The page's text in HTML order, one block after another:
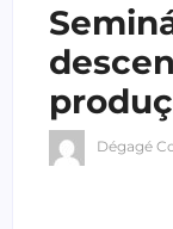
Dégagé